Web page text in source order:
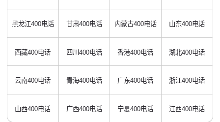
黑龙江400电话 甘肃400电话 内蒙古400电话 山东400电话
西藏400电话 四川400电话 香港400电话 湖北400电话
云南400电话 青海400电话 广东400电话 浙江400电话
山西400电话 广西400电话 宁夏400电话 江西400电话